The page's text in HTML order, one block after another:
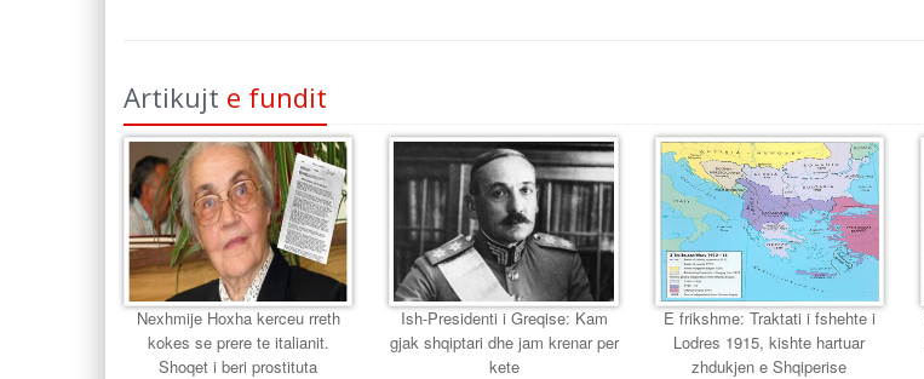
Artikujt e fundit
Nexhmije Hoxha kerceu rreth
kokes se prere te italianit.
Shoqet i beri prostituta
Ish-Presidenti i Greqise: Kam
gjak shqiptari dhe jam krenar per
kete
E frikshme: Traktati i fshehte i
Lodres 1915, kishte hartuar
zhdukjen e Shqiperise